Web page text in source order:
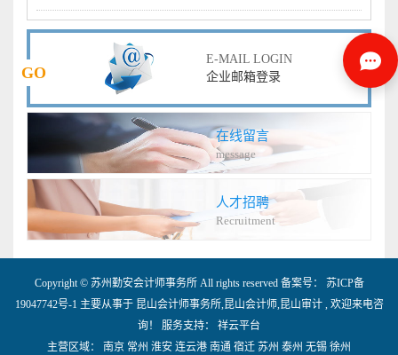
E-MAIL LOGIN
企业邮箱登录
GO
在线留言
message
人才招聘
Recruitment
Copyright © 苏州勤安会计师事务所 All rights reserved 备案号： 苏ICP备
19047742号-1 主要从事于 昆山会计师事务所, 昆山会计师, 昆山审计, 欢迎来电咨
询！ 服务支持：
祥云平台
主营区域： 南京 常州 淮安 连云港 南通 宿迁 苏州 泰州 无锡 徐州